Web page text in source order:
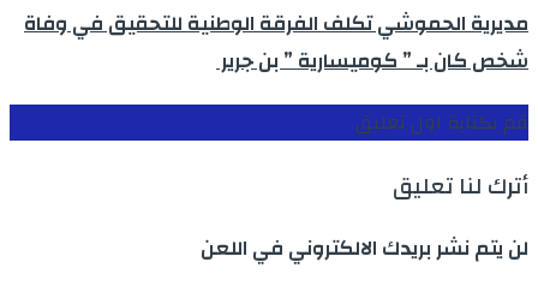
مديرية الحموشي تكلف الفرقة الوطنية للتحقيق في وفاة
شخص كان بـ ” كوميسارية ” بن جرير
قم بكتابة اول تعليق
أترك لنا تعليق
لن يتم نشر بريدك الالكتروني في اللعن